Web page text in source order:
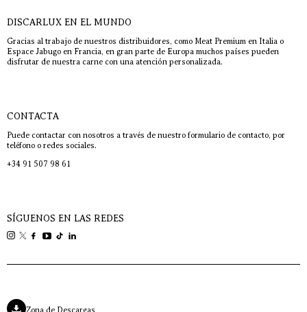
DISCARLUX EN EL MUNDO
Gracias al trabajo de nuestros distribuidores, como Meat Premium en Italia o
Espace Jabugo en Francia, en gran parte de Europa muchos países pueden
disfrutar de nuestra carne con una atención personalizada.
CONTACTA
Puede contactar con nosotros a través de nuestro formulario de contacto, por
teléfono o redes sociales.
+34 91 507 98 61
SÍGUENOS EN LAS REDES
Zona de Descargas